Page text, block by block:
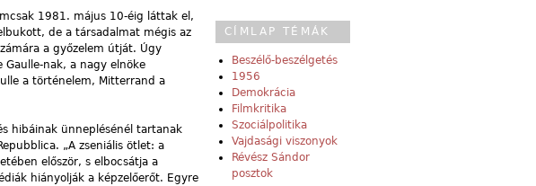
1981. május 10-éig láttak el,
de a társadalmat mégis az
a győzelem útját. Úgy
Gaulle-nak, a nagy elnöke
a történelem, Mitterrand a
hibáinak ünneplésénél tartanak
„A zseniális ötlet: a
először, s elbocsátja a
hiányolják a képzelőerőt. Egyre
CÍMLAP TÉMÁK
Beszélő-beszélgetés
1956
Demokrácia
Filmkritika
Szociálpolitika
Vajdasági viszonyok
Révész Sándor
posztok